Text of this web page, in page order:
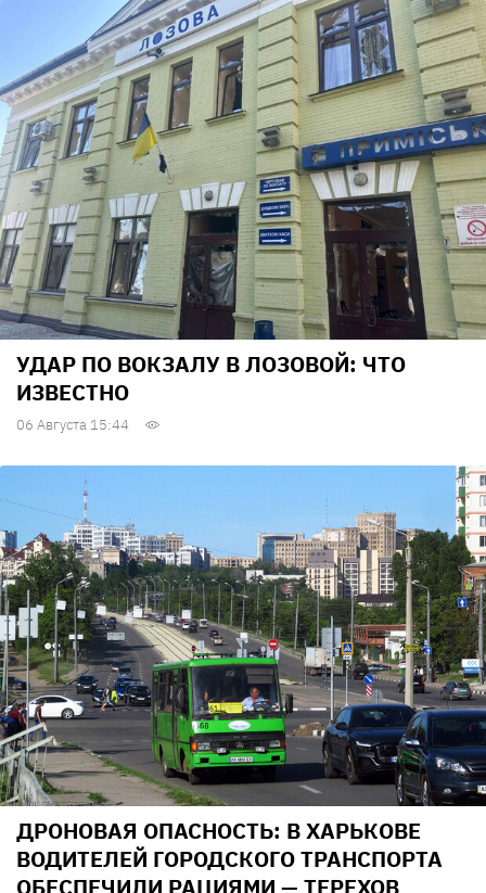
УДАР ПО ВОКЗАЛУ В ЛОЗОВОЙ: ЧТО
ИЗВЕСТНО
06 Августа 15:44
ДРОНОВАЯ ОПАСНОСТЬ: В ХАРЬКОВЕ
ВОДИТЕЛЕЙ ГОРОДСКОГО ТРАНСПОРТА
ОБЕСПЕЧИЛИ РАЦИЯМИ — ТЕРЕХОВ